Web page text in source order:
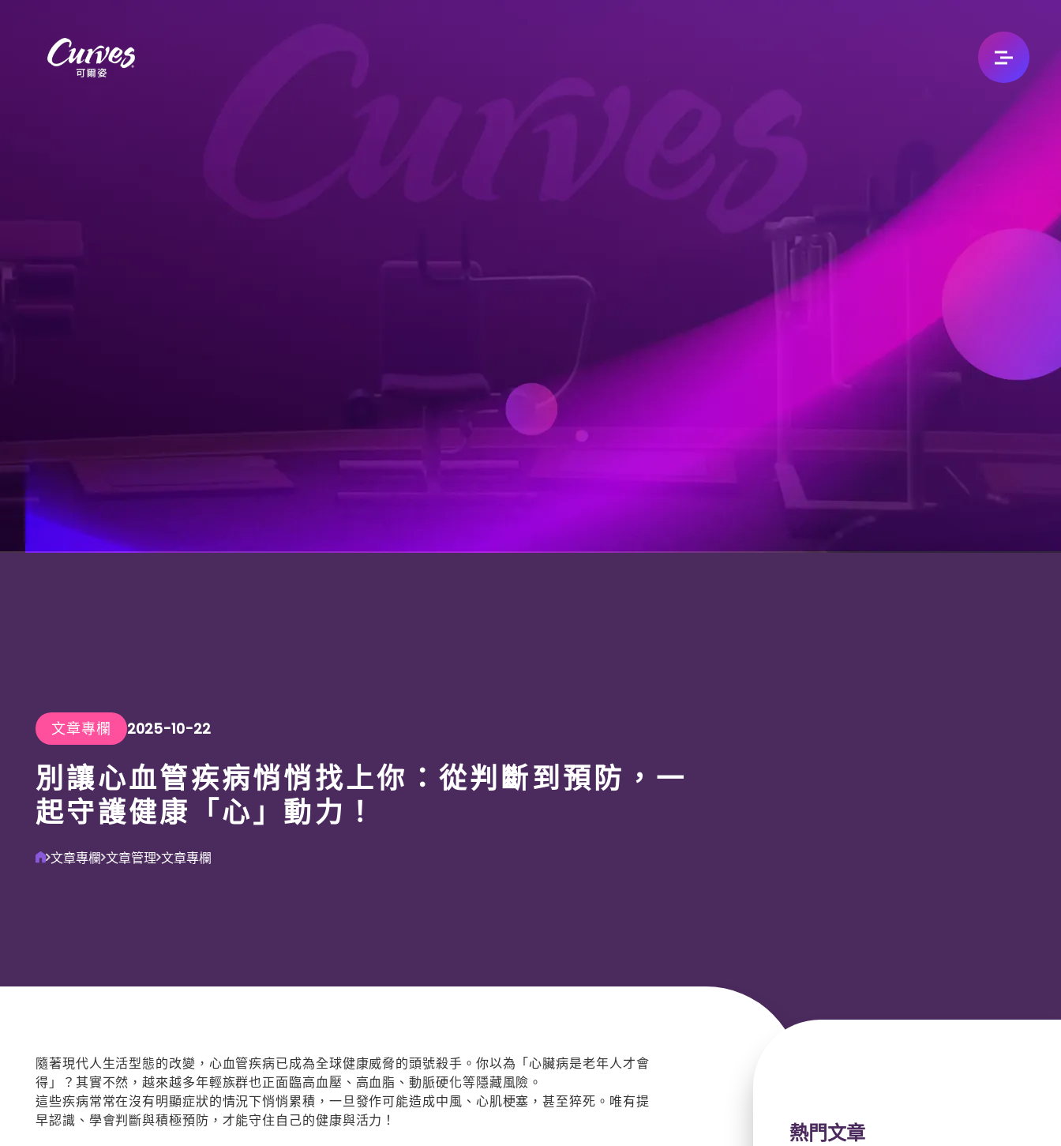
循環式訓練
文章專欄
衛教知識報
自有品牌
加入我們
永續企業
永續承諾
常見問題
文章專欄 2025-10-22
別讓心血管疾病悄悄找上你：從判斷到預防，一
起守護健康「心」動力！
文章專欄 文章管理 文章專欄
隨著現代人生活型態的改變，心血管疾病已成為全球健康威脅的頭號殺手。你以為「心臟病是老年人才會
得」？其實不然，越來越多年輕族群也正面臨高血壓、高血脂、動脈硬化等隱藏風險。
這些疾病常常在沒有明顯症狀的情況下悄悄累積，一旦發作可能造成中風、心肌梗塞，甚至猝死。唯有提
早認識、學會判斷與積極預防，才能守住自己的健康與活力！
熱門文章